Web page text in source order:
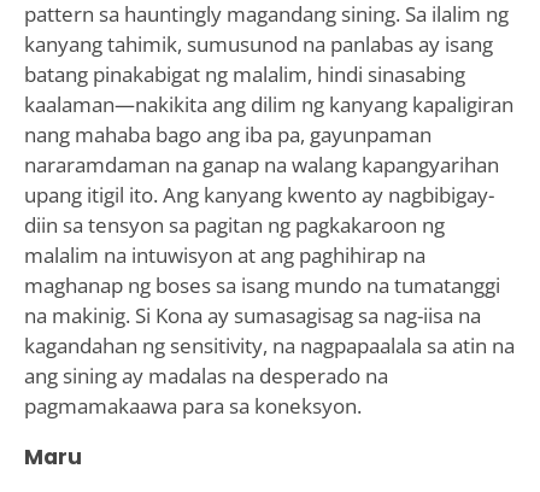
pattern sa hauntingly magandang sining. Sa ilalim ng
kanyang tahimik, sumusunod na panlabas ay isang
batang pinakabigat ng malalim, hindi sinasabing
kaalaman—nakikita ang dilim ng kanyang kapaligiran
nang mahaba bago ang iba pa, gayunpaman
nararamdaman na ganap na walang kapangyarihan
upang itigil ito. Ang kanyang kwento ay nagbibigay-
diin sa tensyon sa pagitan ng pagkakaroon ng
malalim na intuwisyon at ang paghihirap na
maghanap ng boses sa isang mundo na tumatanggi
na makinig. Si Kona ay sumasagisag sa nag-iisa na
kagandahan ng sensitivity, na nagpapaalala sa atin na
ang sining ay madalas na desperado na
pagmamakaawa para sa koneksyon.
Maru